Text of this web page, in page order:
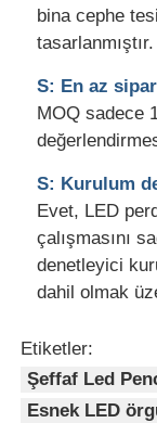
bina cephe
tasarlanmıştır.
S: En az
MOQ sadece
S: Kurulum
Evet, LED
çalışmasını
denetleyici
dahil olmak
Etiketler:
Şeffaf Led
Esnek LED